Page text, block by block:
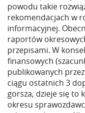
powodu takie
rekomendacjach w
informacyjnej.
raportów
przepisami. W
finansowych
publikowanych
ciągu ostatnich 3
gorsza, dzieje się to
okresu